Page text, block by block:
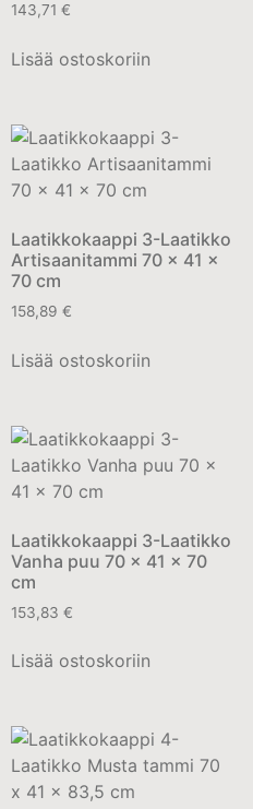
143,71 €
Lisää ostoskoriin
Laatikkokaappi 3-Laatikko
Artisaanitammi 70 x 41 x
70 cm
158,89 €
Lisää ostoskoriin
Laatikkokaappi 3-Laatikko
Vanha puu 70 x 41 x 70
cm
153,83 €
Lisää ostoskoriin